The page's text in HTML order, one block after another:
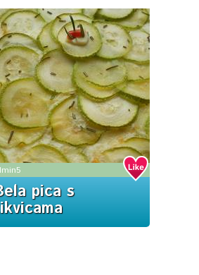
pica s